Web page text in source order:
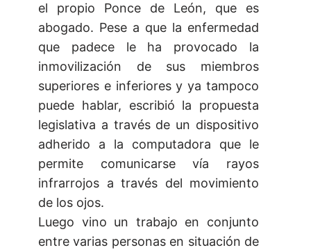
el propio Ponce de León, que es
abogado. Pese a que la enfermedad
que padece le ha provocado la
inmovilización de sus miembros
superiores e inferiores y ya tampoco
puede hablar, escribió la propuesta
legislativa a través de un dispositivo
adherido a la computadora que le
permite comunicarse vía rayos
infrarrojos a través del movimiento
de los ojos.
Luego vino un trabajo en conjunto
entre varias personas en situación de